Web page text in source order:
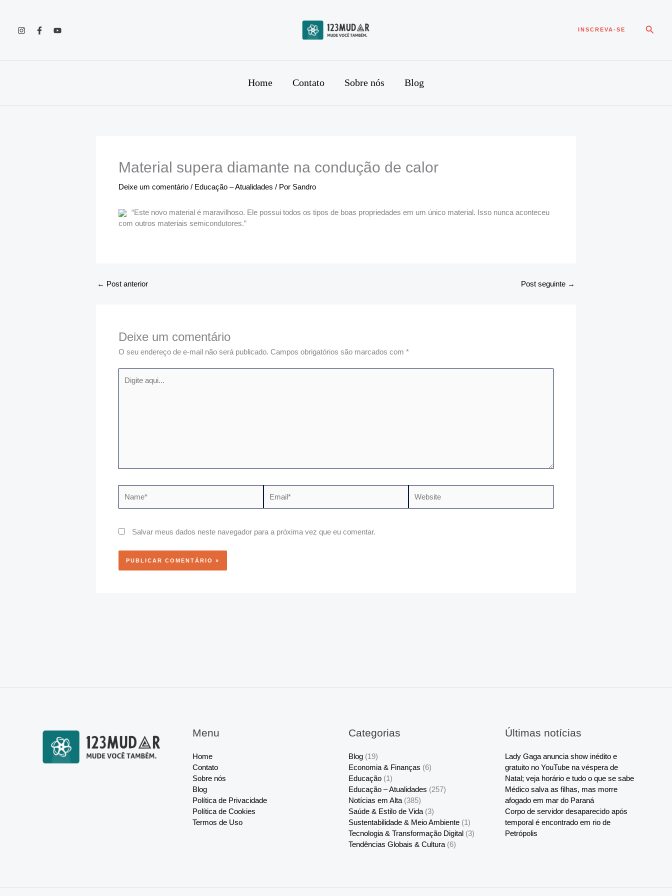
INSCREVA-SE
Home Contato Sobre nós Blog
Material supera diamante na condução de calor
Deixe um comentário / Educação – Atualidades / Por Sandro
“Este novo material é maravilhoso. Ele possui todos os tipos de boas propriedades em um único material. Isso nunca aconteceu
com outros materiais semicondutores.”
← Post anterior Post seguinte →
Deixe um comentário
O seu endereço de e-mail não será publicado. Campos obrigatórios são marcados com *
aqui...
Salvar meus dados neste navegador para a próxima vez que eu comentar.
Menu
Home
Contato
Sobre nós
Blog
Política de Privacidade
Política de Cookies
Termos de Uso
Categorias
Blog (19)
Economia & Finanças (6)
Educação (1)
Educação – Atualidades (257)
Notícias em Alta (385)
Saúde & Estilo de Vida (3)
Sustentabilidade & Meio Ambiente (1)
Tecnologia & Transformação Digital (3)
Tendências Globais & Cultura (6)
Últimas notícias
Lady Gaga anuncia show inédito e
gratuito no YouTube na véspera de
Natal; veja horário e tudo o que se sabe
Médico salva as filhas, mas morre
afogado em mar do Paraná
Corpo de servidor desaparecido após
temporal é encontrado em rio de
Petrópolis